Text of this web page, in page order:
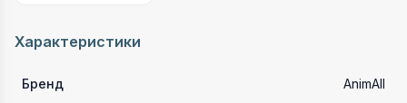
Характеристики
Бренд AnimAll